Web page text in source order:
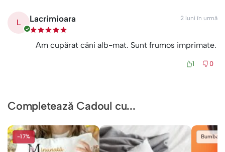
L Lacrimioara 2 luni în urmă
Am cupărat căni alb-mat. Sunt frumos imprimate.
1 0
Completează Cadoul cu...
-17% Bumbac